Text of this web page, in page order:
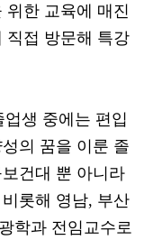
위한 교육에 매진
직접 방문해 특강
생 중에는 편입
의 꿈을 이룬 졸
건대 뿐 아니라
롯해 영남, 부산
학과 전임교수로